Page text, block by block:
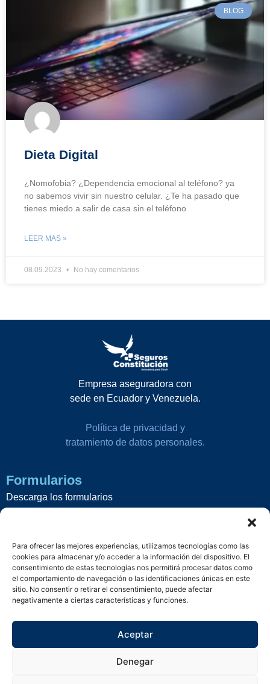
Para ofrecer las mejores experiencias, utilizamos tecnologías como las
cookies para almacenar y/o acceder a la información del dispositivo. El
consentimiento de estas tecnologías nos permitirá procesar datos como
el comportamiento de navegación o las identificaciones únicas en este
sitio. No consentir o retirar el consentimiento, puede afectar
negativamente a ciertas características y funciones.
Aceptar
Denegar
BLOG
Dieta Digital
¿Nomofobia? ¿Dependencia emocional al teléfono? ya
no sabemos vivir sin nuestro celular. ¿Te ha pasado que
tienes miedo a salir de casa sin el teléfono
LEER MAS »
08.09.2023 No hay comentarios
Empresa aseguradora con
sede en Ecuador y Venezuela.
Política de privacidad y
tratamiento de datos personales.
Formularios
Descarga los formularios
que necesites.
Servicios
Formulario de quejas, reclamos o
sugerencias.
Contáctanos
1800 CONSTI (266784)